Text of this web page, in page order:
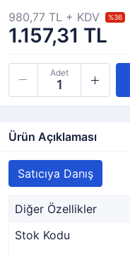
1.157,31 TL
980,77 TL + KDV %36
Adet
Ürün Açıklaması
Satıcıya Danış
Diğer Özellikler
Stok Kodu